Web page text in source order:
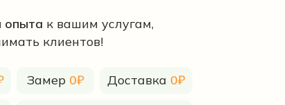
опыта к вашим услугам,
клиентов!
Доставка 0₽
Замер 0₽